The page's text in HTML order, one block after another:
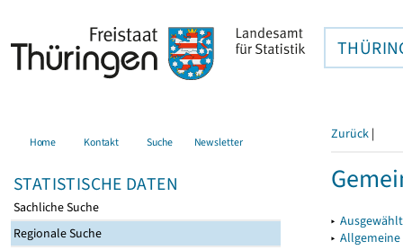
Home Kontakt Suche Newsletter
STATISTISCHE DATEN
Sachliche Suche
Regionale Suche
Zurück |
▸
▸